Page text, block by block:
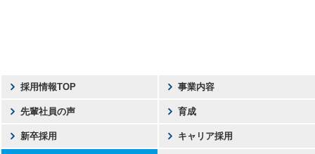
採用情報TOP 事業内容
先輩社員の声 育成
新卒採用 キャリア採用